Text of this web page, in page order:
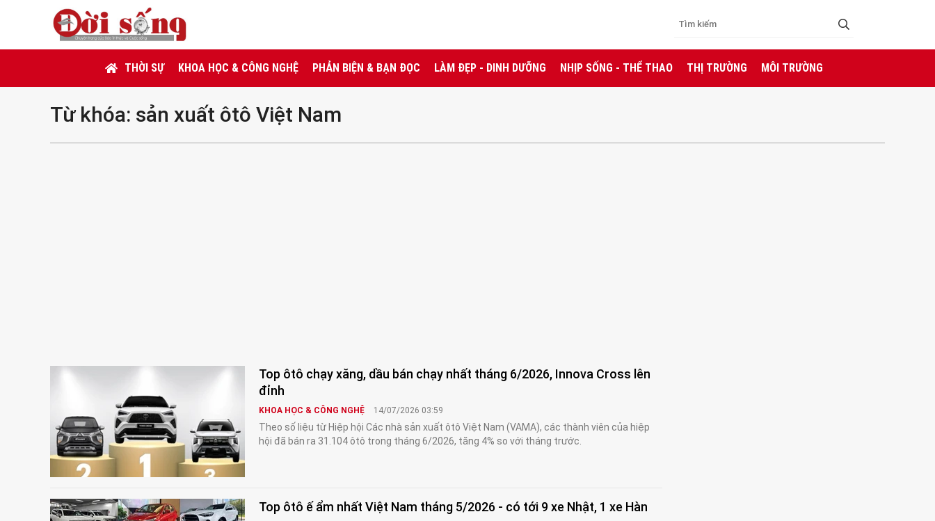
THỜI SỰ KHOA HỌC & CÔNG NGHỆ PHẢN BIỆN & BẠN ĐỌC LÀM ĐẸP - DINH DƯỠNG NHỊP SỐNG - THỂ THAO THỊ TRƯỜNG MÔI TRƯỜNG
Từ khóa: sản xuất ôtô Việt Nam
Top ôtô chạy xăng, dầu bán chạy nhất tháng 6/2026, Innova Cross lên
đỉnh
KHOA HỌC & CÔNG NGHỆ 14/07/2026 03:59
Theo số liệu từ Hiệp hội Các nhà sản xuất ôtô Việt Nam (VAMA), các thành viên của hiệp
hội đã bán ra 31.104 ôtô trong tháng 6/2026, tăng 4% so với tháng trước.
Top ôtô ế ẩm nhất Việt Nam tháng 5/2026 - có tới 9 xe Nhật, 1 xe Hàn